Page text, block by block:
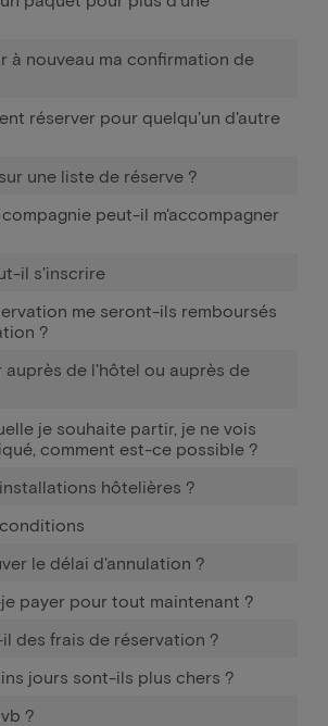
à nouveau ma confirmation de
réserver pour quelqu'un d'autre
une liste de réserve ?
peut-il m'accompagner
il s'inscrire
me seront-ils remboursés
?
auprès de l'hôtel ou auprès de
je souhaite partir, je ne vois
comment est-ce possible ?
hôtelières ?
le délai d'annulation ?
payer pour tout maintenant ?
des frais de réservation ?
jours sont-ils plus chers ?
?